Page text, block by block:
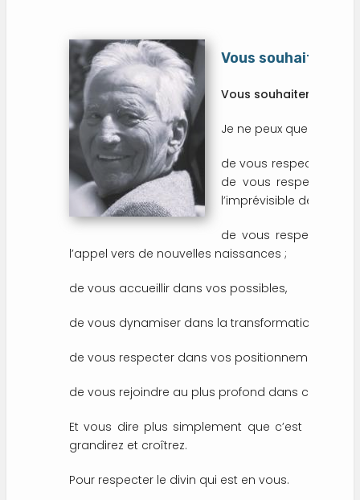
Vous souhaiter...
Vous souhaiter…
Je ne peux que vous
de vous respecter
de vous respecter
l’imprévisible de
de vous respecter
l’appel vers de nouvelles naissances ;
de vous accueillir dans vos possibles,
de vous dynamiser dans la transformation des
de vous respecter dans vos positionnements,
de vous rejoindre au plus profond dans ce que
Et vous dire plus simplement que c’est dans
grandirez et croîtrez.
Pour respecter le divin qui est en vous.